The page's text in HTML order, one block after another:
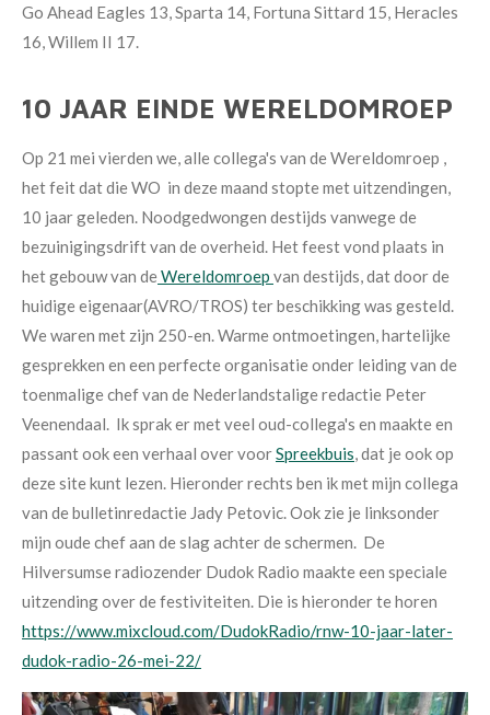
Go Ahead Eagles 13, Sparta 14, Fortuna Sittard 15, Heracles
16, Willem II 17.
10 JAAR EINDE WERELDOMROEP
Op 21 mei vierden we, alle collega's van de Wereldomroep ,
het feit dat die WO in deze maand stopte met uitzendingen,
10 jaar geleden. Noodgedwongen destijds vanwege de
bezuinigingsdrift van de overheid. Het feest vond plaats in
het gebouw van deWereldomroep van destijds, dat door de
huidige eigenaar(AVRO/TROS) ter beschikking was gesteld.
We waren met zijn 250-en. Warme ontmoetingen, hartelijke
gesprekken en een perfecte organisatie onder leiding van de
toenmalige chef van de Nederlandstalige redactie Peter
Veenendaal. Ik sprak er met veel oud-collega's en maakte en
passant ook een verhaal over voorSpreekbuis, dat je ook op
deze site kunt lezen. Hieronder rechts ben ik met mijn collega
van de bulletinredactie Jady Petovic. Ook zie je linksonder
mijn oude chef aan de slag achter de schermen. De
Hilversumse radiozender Dudok Radio maakte een speciale
uitzending over de festiviteiten. Die is hieronder te horen
https://www.mixcloud.com/DudokRadio/rnw-10-jaar-later-
dudok-radio-26-mei-22/